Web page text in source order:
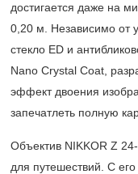
достигается даже на
0,20 м. Независимо от
стекло ED и
Nano Crystal Coat,
эффект двоения
запечатлеть полную
Объектив NIKKOR Z
для путешествий. С